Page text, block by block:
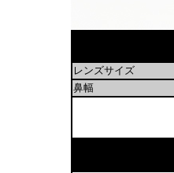
レンズサイズ
鼻幅